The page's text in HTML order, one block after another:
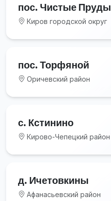
пос. Чистые Пруды
Киров городской округ
пос. Торфяной
Оричевский район
с. Кстинино
Кирово-Чепецкий район
д. Ичетовкины
Афанасьевский район